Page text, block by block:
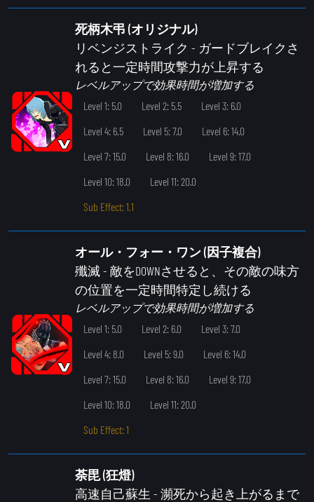
死柄木弔 (オリジナル)
リベンジストライク - ガードブレイクさ
れると一定時間攻撃力が上昇する
レベルアップで効果時間が増加する
Level 1: 5.0
Level 2: 5.5
Level 3: 6.0
Level 4: 6.5
Level 5: 7.0
Level 6: 14.0
Level 7: 15.0
Level 8: 16.0
Level 9: 17.0
Level 10: 18.0
Level 11: 20.0
Sub Effect: 1.1
オール・フォー・ワン (因子複合)
殲滅- 敵をDOWNさせると、その敵の味方
の位置を一定時間特定し続ける
レベルアップで効果時間が増加する
Level 1: 5.0
Level 2: 6.0
Level 3: 7.0
Level 4: 8.0
Level 5: 9.0
Level 6: 14.0
Level 7: 15.0
Level 8: 16.0
Level 9: 17.0
Level 10: 18.0
Level 11: 20.0
Sub Effect: 1
荼毘 (狂燈)
高速自己蘇生 - 瀕死から起き上がるまで